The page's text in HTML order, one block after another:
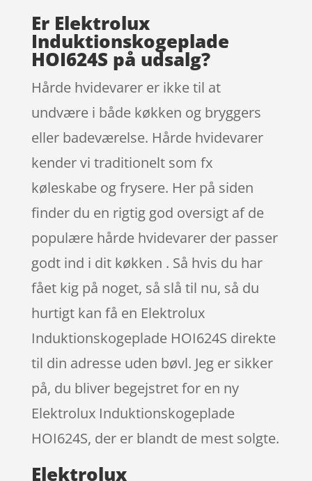
Er Elektrolux
Induktionskogeplade
HOI624S på udsalg?
Hårde hvidevarer er ikke til at
undvære i både køkken og bryggers
eller badeværelse. Hårde hvidevarer
kender vi traditionelt som fx
køleskabe og frysere. Her på siden
finder du en rigtig god oversigt af de
populære hårde hvidevarer der passer
godt ind i dit køkken . Så hvis du har
fået kig på noget, så slå til nu, så du
hurtigt kan få en Elektrolux
Induktionskogeplade HOI624S direkte
til din adresse uden bøvl. Jeg er sikker
på, du bliver begejstret for en ny
Elektrolux Induktionskogeplade
HOI624S, der er blandt de mest solgte.
Elektrolux